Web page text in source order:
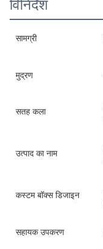
विनिर्देश
सामग्री
मुद्रण
सतह कला
उत्पाद का नाम
कस्टम बॉक्स डिजाइन
सहायक उपकरण